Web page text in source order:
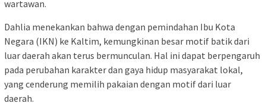
wartawan.
Dahlia menekankan bahwa dengan pemindahan Ibu Kota
Negara (IKN) ke Kaltim, kemungkinan besar motif batik dari
luar daerah akan terus bermunculan. Hal ini dapat berpengaruh
pada perubahan karakter dan gaya hidup masyarakat lokal,
yang cenderung memilih pakaian dengan motif dari luar
daerah.